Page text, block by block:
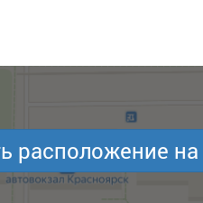
расположение на